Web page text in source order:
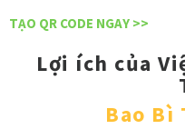
TẠO QR CODE NGAY >>
Lợi ích của
Bao Bì